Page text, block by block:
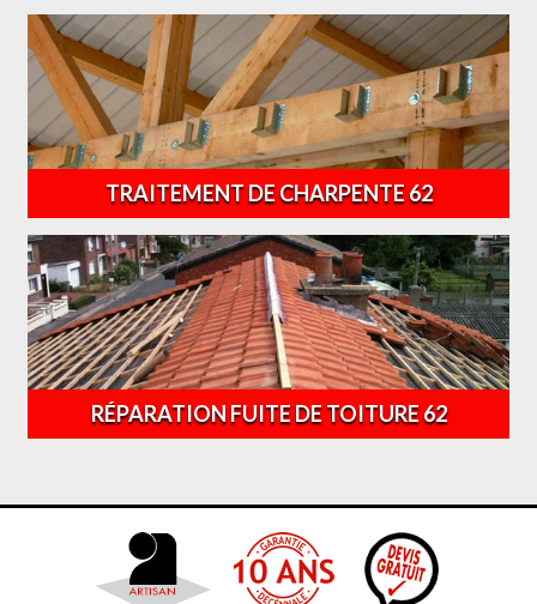
TRAITEMENT DE CHARPENTE 62
RÉPARATION FUITE DE TOITURE 62